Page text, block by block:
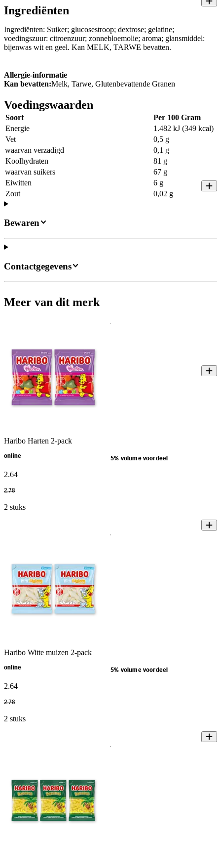
Ingrediënten
Ingrediënten: Suiker; glucosestroop; dextrose; gelatine;
voedingszuur: citroenzuur; zonnebloemolie; aroma; glansmiddel:
bijenwas wit en geel. Kan MELK, TARWE bevatten.
Allergie-informatie
Kan bevatten:Melk, Tarwe, Glutenbevattende Granen
Voedingswaarden
Soort
Per 100 Gram
Energie
1.482 kJ (349 kcal)
Vet
0,5 g
waarvan verzadigd
0,1 g
Koolhydraten
81 g
waarvan suikers
67 g
Eiwitten
6 g
Zout
0,02 g
Bewaren
Contactgegevens
Meer van dit merk
Haribo Harten 2-pack
online 5% volume voordeel
2.64
2.78
2 stuks
Haribo Witte muizen 2-pack
online 5% volume voordeel
2.64
2.78
2 stuks